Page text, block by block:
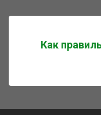
Как